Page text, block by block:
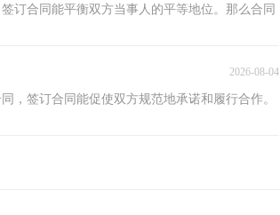
订合同能平衡双方当事人的平等地位。那么合同
2026-08-04
签订合同能促使双方规范地承诺和履行合作。